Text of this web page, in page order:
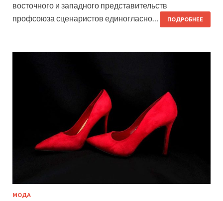
восточного и западного представительств
профсоюза сценаристов единогласно…
ПОДРОБНЕЕ
МОДА